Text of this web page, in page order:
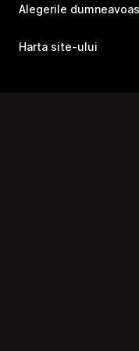
Alegerile
Harta site-ului